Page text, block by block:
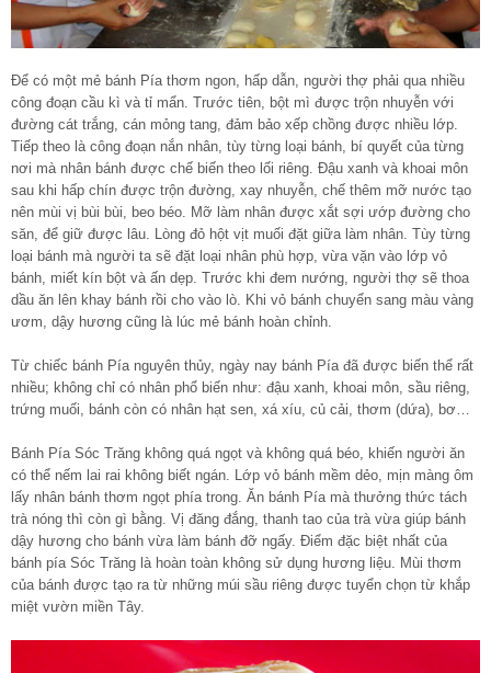
Để có một mẻ bánh Pía thơm ngon, hấp dẫn, người thợ phải qua nhiều
công đoạn cầu kì và tỉ mẩn. Trước tiên, bột mì được trộn nhuyễn với
đường cát trắng, cán mỏng tang, đảm bảo xếp chồng được nhiều lớp.
Tiếp theo là công đoạn nắn nhân, tùy từng loại bánh, bí quyết của từng
nơi mà nhân bánh được chế biến theo lối riêng. Đậu xanh và khoai môn
sau khi hấp chín được trộn đường, xay nhuyễn, chế thêm mỡ nước tạo
nên mùi vị bùi bùi, beo béo. Mỡ làm nhân được xắt sợi ướp đường cho
săn, để giữ được lâu. Lòng đỏ hột vịt muối đặt giữa làm nhân. Tùy từng
loại bánh mà người ta sẽ đặt loại nhân phù hợp, vừa vặn vào lớp vỏ
bánh, miết kín bột và ấn dẹp. Trước khi đem nướng, người thợ sẽ thoa
dầu ăn lên khay bánh rồi cho vào lò. Khi vỏ bánh chuyển sang màu vàng
ươm, dậy hương cũng là lúc mẻ bánh hoàn chỉnh.
Từ chiếc bánh Pía nguyên thủy, ngày nay bánh Pía đã được biến thể rất
nhiều; không chỉ có nhân phổ biến như: đậu xanh, khoai môn, sầu riêng,
trứng muối, bánh còn có nhân hạt sen, xá xíu, củ cải, thơm (dứa), bơ…
Bánh Pía Sóc Trăng không quá ngọt và không quá béo, khiến người ăn
có thể nếm lai rai không biết ngán. Lớp vỏ bánh mềm dẻo, mịn màng ôm
lấy nhân bánh thơm ngọt phía trong. Ăn bánh Pía mà thưởng thức tách
trà nóng thì còn gì bằng. Vị đăng đắng, thanh tao của trà vừa giúp bánh
dậy hương cho bánh vừa làm bánh đỡ ngấy. Điểm đặc biệt nhất của
bánh pía Sóc Trăng là hoàn toàn không sử dụng hương liệu. Mùi thơm
của bánh được tạo ra từ những múi sầu riêng được tuyển chọn từ khắp
miệt vườn miền Tây.